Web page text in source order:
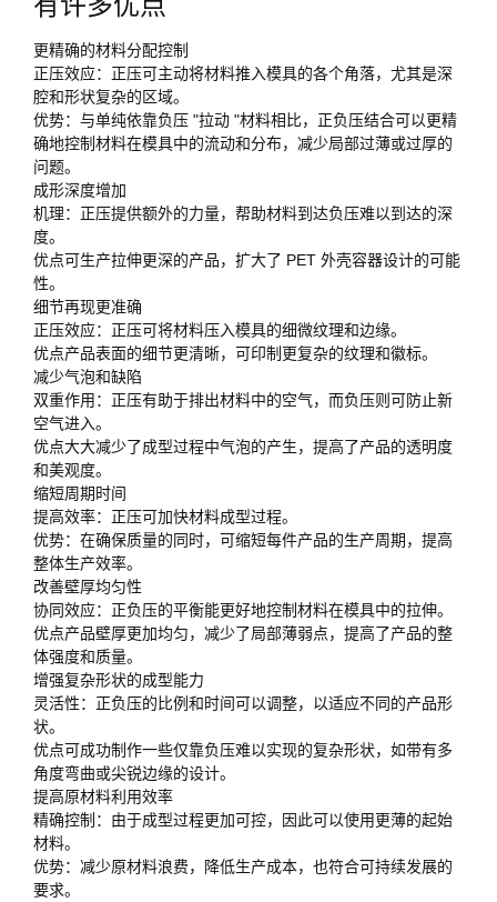
更精确的材料分配控制
正压效应：正压可主动将材料推入模具的各个角落，尤其是深
腔和形状复杂的区域。
优势：与单纯依靠负压 "拉动 "材料相比，正负压结合可以更精
确地控制材料在模具中的流动和分布，减少局部过薄或过厚的
问题。
成形深度增加
机理：正压提供额外的力量，帮助材料到达负压难以到达的深
度。
优点可生产拉伸更深的产品，扩大了 PET 外壳容器设计的可能
性。
细节再现更准确
正压效应：正压可将材料压入模具的细微纹理和边缘。
优点产品表面的细节更清晰，可印制更复杂的纹理和徽标。
减少气泡和缺陷
双重作用：正压有助于排出材料中的空气，而负压则可防止新
空气进入。
优点大大减少了成型过程中气泡的产生，提高了产品的透明度
和美观度。
缩短周期时间
提高效率：正压可加快材料成型过程。
优势：在确保质量的同时，可缩短每件产品的生产周期，提高
整体生产效率。
改善壁厚均匀性
协同效应：正负压的平衡能更好地控制材料在模具中的拉伸。
优点产品壁厚更加均匀，减少了局部薄弱点，提高了产品的整
体强度和质量。
增强复杂形状的成型能力
灵活性：正负压的比例和时间可以调整，以适应不同的产品形
状。
优点可成功制作一些仅靠负压难以实现的复杂形状，如带有多
角度弯曲或尖锐边缘的设计。
提高原材料利用效率
精确控制：由于成型过程更加可控，因此可以使用更薄的起始
材料。
优势：减少原材料浪费，降低生产成本，也符合可持续发展的
要求。